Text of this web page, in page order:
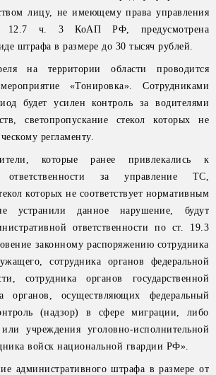
лицу, не имеющему права управления
12.7 ч. 3 КоАП РФ, предусмотрена
штрафа в размере до 30 тысяч рублей.
на территории области проводится
«Тонировка». Сотрудниками
будет усилен контроль за водителями
светопропускание стекол которых не
регламенту.
которые ранее привлекались к
ответственности за управление ТС,
которых не соответствует нормативным
устранили данное нарушение, будут
ответственности по ст. 19.3
законному распоряжению сотрудника
сотрудника органов федеральной
сотрудника органов государственной
органов, осуществляющих федеральный
(надзор) в сфере миграции, либо
учреждения уголовно-исполнительной
войск национальной гвардии РФ».
административного штрафа в размере от